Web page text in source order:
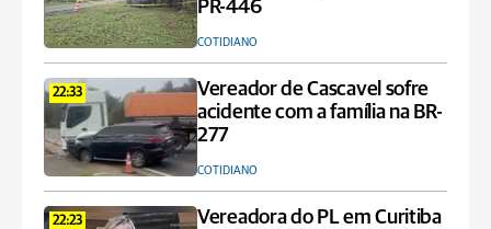
PR-446
COTIDIANO
22:33
Vereador de Cascavel sofre
acidente com a família na BR-
277
COTIDIANO
22:23
Vereadora do PL em Curitiba